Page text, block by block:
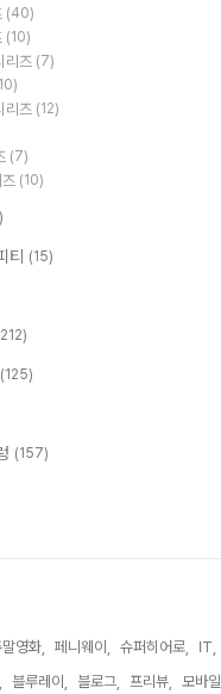
(40)
(10)
리즈 (7)
리즈 (12)
(7)
(10)
티 (15)
(125)
(157)
영화, 페니웨이, 슈퍼히어로,
IT,
블루레이, 블로그, 프리뷰,
모바일,